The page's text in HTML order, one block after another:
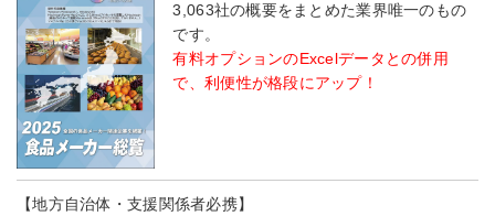
3,063社の概要をまとめた業界唯一のもの
です。
有料オプションのExcelデータとの併用
で、利便性が格段にアップ！
【地方自治体・支援関係者必携】